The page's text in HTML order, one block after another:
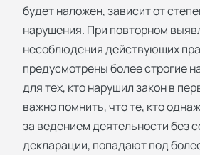
будет наложен, зависит от
нарушения. При повторном
несоблюдения действующих
предусмотрены более строгие
для тех, кто нарушил закон в
важно помнить, что те, кто
за ведением деятельности без
декларации, попадают под